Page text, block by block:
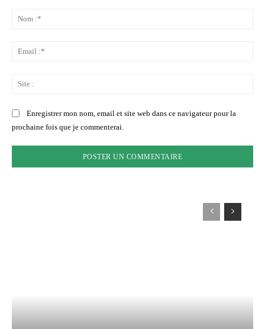
Enregistrer mon nom, email et site web dans ce navigateur pour la
prochaine fois que je commenterai.